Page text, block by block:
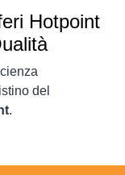
Hotpoint
del
.